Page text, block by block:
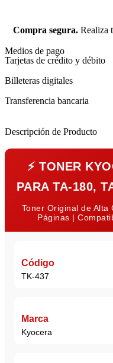
Compra segura.Realiza
Medios de pago
Tarjetas de crédito y débito
Billeteras digitales
Transferencia bancaria
Descripción de Producto
⚡ TONER
PARA TA-180,
Toner Original de
Páginas |
Código
TK-437
Marca
Kyocera